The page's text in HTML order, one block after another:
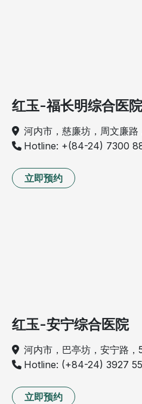
红玉-福长明综合医院
河内市，慈廉坊，周文廉路
Hotline: +(84-24) 7300
立即预约
红玉-安宁综合医院
河内市，巴亭坊，安宁路，
Hotline: (+84-24) 3927
立即预约